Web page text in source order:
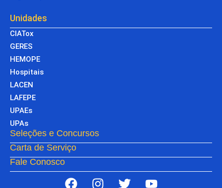
Unidades
CIATox
GERES
HEMOPE
Hospitais
LACEN
LAFEPE
UPAEs
UPAs
Seleções e Concursos
Carta de Serviço
Fale Conosco